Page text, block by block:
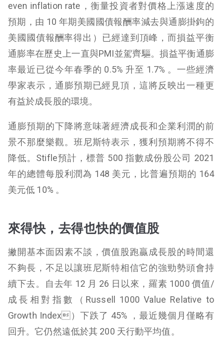
even inflation rate，衡量投資者對價格上漲速度的
預期，由 10 年期美國國債報酬率減去與通膨掛鉤的
美國國債報酬率得出）已經達到頂峰，而損益平衡
通膨率在歷史上一直與PMI並駕齊驅。損益平衡通膨
率最近已從今年春季的 0.5% 升至 1.7% 。一些經濟
學家表示，通膨預期已經見頂，這將反映出一種更
有益於成長股的環境。
通膨預期的下降將意味著經濟成長和企業利潤的前
景不那麼樂觀。班尼斯特表示，獲利預期將不得不
降低。Stifle預計，標普 500 指數成份股公司 2021
年的總體每股利潤為 148 美元，比普遍預期的 164
美元低 10% 。
來得快，去得也快的價值股
撇開基本面因素不談，價值股跑贏成長股的時間還
不夠長，不足以讓班尼斯特相信它的強勁勢頭會持
續下去。自去年 12 月 26 日以來，羅素 1000 價值/
成長相對指數（Russell 1000 Value Relative to
Growth Index）下跌了 45% ，最近幾個月僅略有
回升。它仍然遠低於其 200 天行動平均值。